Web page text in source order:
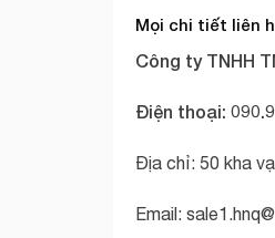
Mọi chi tiết liên
Công ty TNHH
Điện thoại:
Địa chỉ: 50 kha
Email: